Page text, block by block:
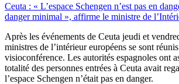
Ceuta : « L’espace Schengen n’est pas en
danger minimal », affirme le ministre de
Après les événements de Ceuta jeudi et
ministres de l’intérieur européens se sont
visioconférence. Les autorités espagnoles ont
totalité des personnes entrées à Ceuta avait
l’espace Schengen n’était pas en danger.